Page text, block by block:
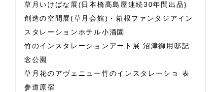
草月いけばな展(日本橋髙島屋連続30年間出品)
創造の空間展(草月会館)・箱根ファンタジアイン
スタレーションホテル小涌園
竹のインスタレーションアート展 沼津御用邸記
念公園
草月花のアヴェニュー竹のインスタレーショ 表
参道原宿